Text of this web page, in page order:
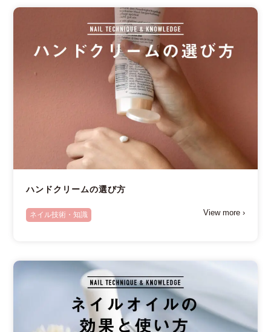
ハンドクリームの選び方
ネイル技術・知識 View more ›